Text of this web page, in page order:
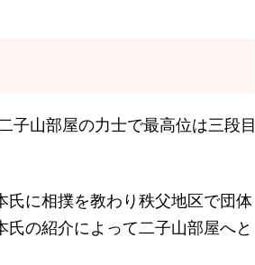
山部屋の力士で最高位は三段目
氏に相撲を教わり秩父地区で団体
の紹介によって二子山部屋へと